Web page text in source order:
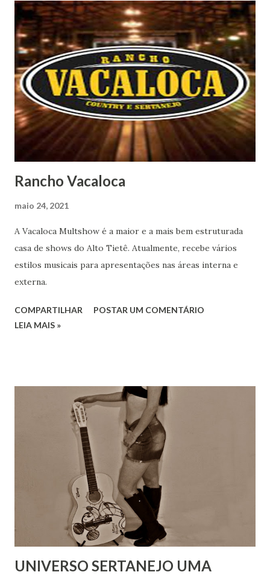
Rancho Vacaloca
maio 24, 2021
A Vacaloca Multshow é a maior e a mais bem estruturada
casa de shows do Alto Tietê. Atualmente, recebe vários
estilos musicais para apresentações nas áreas interna e
externa.
COMPARTILHAR
POSTAR UM COMENTÁRIO
LEIA MAIS »
UNIVERSO SERTANEJO UMA